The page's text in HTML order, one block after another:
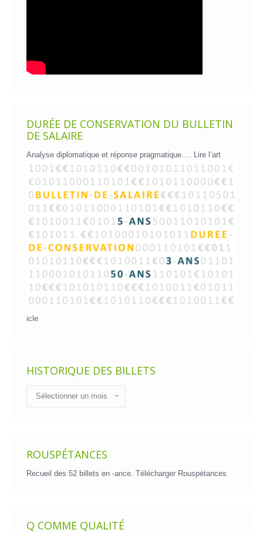
DURÉE DE CONSERVATION DU BULLETIN
DE SALAIRE
Analyse diplomatique et réponse pragmatique…. Lire l’art
icle
HISTORIQUE DES BILLETS
des
billets
ROUSPÉTANCES
Recueil des 52 billets en -ance. Télécharger Rouspétances
Q COMME QUALITÉ